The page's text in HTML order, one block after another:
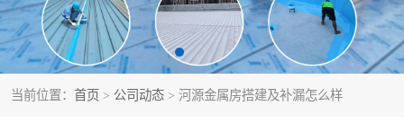
当前位置： 首页 > 公司动态 > 河源金属房搭建及补漏怎么样
阳台卫生间防水补漏
金属房搭建及补漏